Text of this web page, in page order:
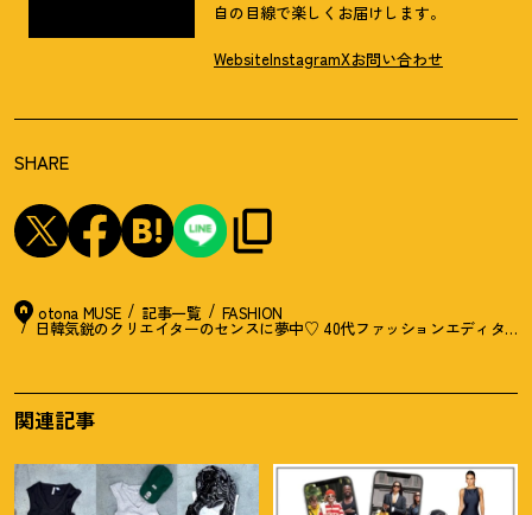
自の目線で楽しくお届けします。
WebsiteInstagramXお問い合わせ
SHARE
otona MUSE 記事一覧 FASHION
日韓気鋭のクリエイターのセンスに夢中♡ 40代ファッションエディター
関連記事